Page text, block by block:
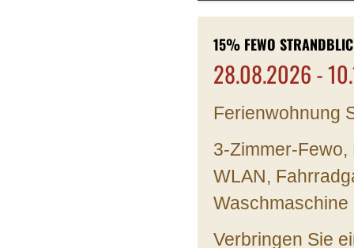
15% FEWO
28.08.2026 -
Ferienwohnung
3-Zimmer-Fewo,
WLAN,
Verbringen Sie